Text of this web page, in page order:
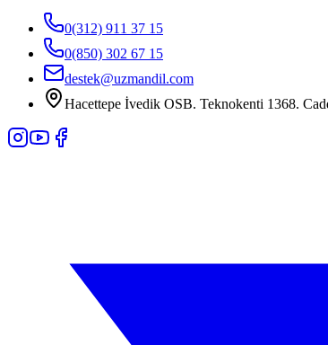
0(312) 911 37 15
0(850) 302 67 15
destek@uzmandil.com
Hacettepe İvedik OSB. Teknokenti 1368.